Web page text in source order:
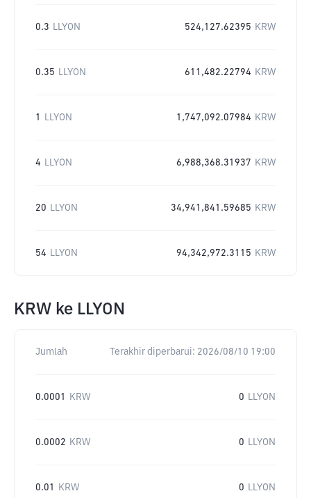
0.3 LLYON 524,127.62395 KRW
0.35 LLYON 611,482.22794 KRW
1 LLYON 1,747,092.07984 KRW
4 LLYON 6,988,368.31937 KRW
20 LLYON 34,941,841.59685 KRW
54 LLYON 94,342,972.3115 KRW
KRW ke LLYON
Jumlah Terakhir diperbarui: 2026/08/10 19:00
0.0001 KRW 0 LLYON
0.0002 KRW 0 LLYON
0.01 KRW 0 LLYON